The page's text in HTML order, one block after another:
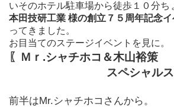
いそのホテル駐車場から徒歩１０分ち
本田技研工業 様の創立７５周年記念イ
ってきました。
お目当てのステージイベントを見に。
〖Ｍｒ.シャチホコ＆木山裕策
スペシャルステー
前半はMr.シャチホコさんから。